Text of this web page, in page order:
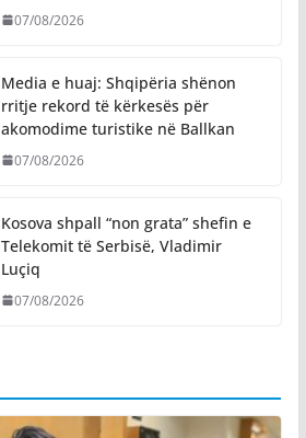
07/08/2026
Media e huaj: Shqipëria shënon
rritje rekord të kërkesës për
akomodime turistike në Ballkan
07/08/2026
Kosova shpall “non grata” shefin e
Telekomit të Serbisë, Vladimir
Luçiq
07/08/2026